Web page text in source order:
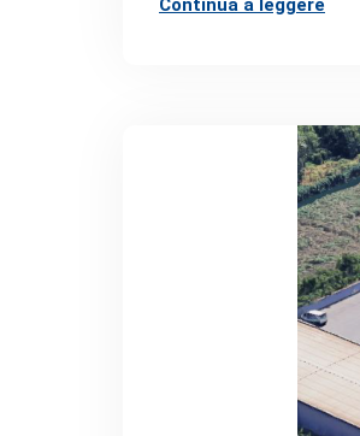
Continua a leggere